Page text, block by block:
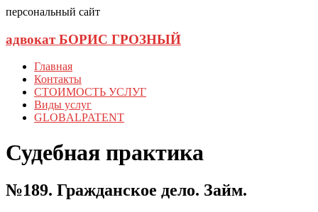
персональный сайт
адвокат БОРИС ГРОЗНЫЙ
Главная
Контакты
СТОИМОСТЬ УСЛУГ
Виды услуг
GLOBALPATENT
Судебная практика
№189. Гражданское дело. Займ.